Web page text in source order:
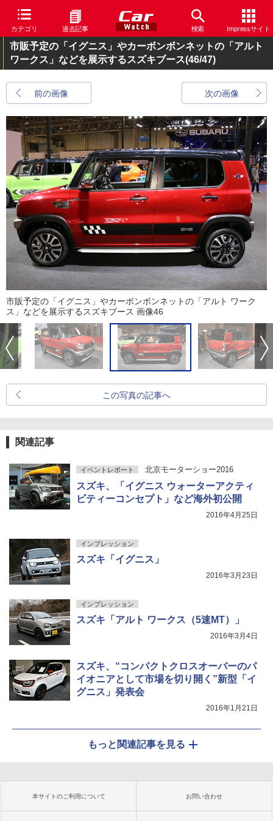
カテゴリ 過去記事 検索 Impressサイト
市販予定の「イグニス」やカーボンボンネットの「アルト
ワークス」などを展示するスズキブース(46/47)
前の画像 次の画像
市販予定の「イグニス」やカーボンボンネットの「アルト ワーク
ス」などを展示するスズキブース 画像46
この写真の記事へ
関連記事
イベントレポート 北京モーターショー2016
スズキ、「イグニス ウォーターアクティ
ビティーコンセプト」など海外初公開
2016年4月25日
インプレッション
スズキ「イグニス」
2016年3月23日
インプレッション
スズキ「アルト ワークス（5速MT）」
2016年3月4日
スズキ、“コンパクトクロスオーバーのパ
イオニアとして市場を切り開く”新型「イ
グニス」発表会
2016年1月21日
もっと関連記事を見る
本サイトのご利用について お問い合わせ